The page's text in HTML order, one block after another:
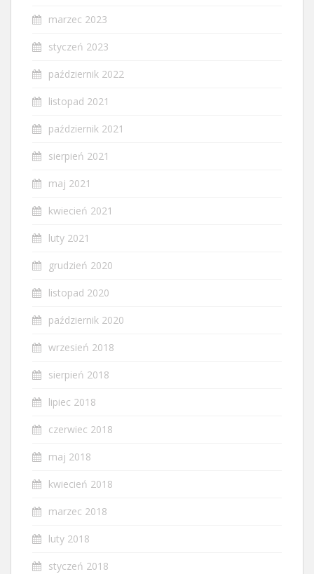
marzec 2023
styczeń 2023
październik 2022
listopad 2021
październik 2021
sierpień 2021
maj 2021
kwiecień 2021
luty 2021
grudzień 2020
listopad 2020
październik 2020
wrzesień 2018
sierpień 2018
lipiec 2018
czerwiec 2018
maj 2018
kwiecień 2018
marzec 2018
luty 2018
styczeń 2018